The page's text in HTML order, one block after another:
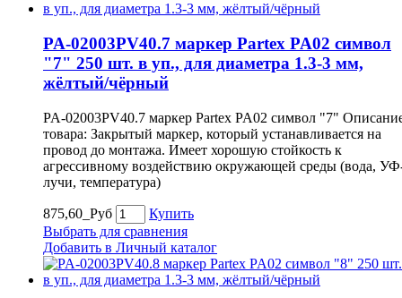
PA-02003PV40.7 маркер Partex PA02 символ
"7" 250 шт. в уп., для диаметра 1.3-3 мм,
жёлтый/чёрный
PA-02003PV40.7 маркер Partex PA02 символ "7"
товара: Закрытый маркер, который устанавливается на
провод до монтажа. Имеет хорошую стойкость к
агрессивному воздействию окружающей среды (вода,
лучи, температура)
875,60_Руб
Купить
Выбрать для сравнения
Добавить в Личный каталог